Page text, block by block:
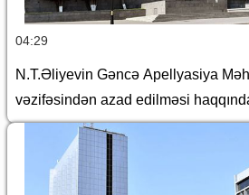
04:29
N.T.Əliyevin Gəncə Apellyasiya
vəzifəsindən azad edilməsi